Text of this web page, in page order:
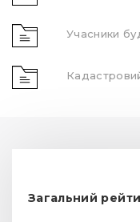
Учасники
Загальний